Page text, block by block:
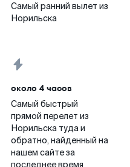
Самый ранний вылет из
Норильска
около 4 часов
Самый быстрый
прямой перелет из
Норильска туда и
обратно, найденный на
нашем сайте за
последнее время